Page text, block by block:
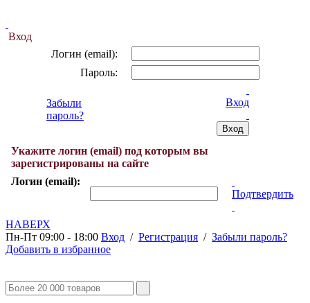
Вход
Логин (email):
Пароль:
Забыли
пароль?
Вход
Укажите логин (email) под которым вы
зарегистрированы на сайте
Логин (email):
Подтвердить
НАВЕРХ
Пн-Пт 09:00 - 18:00 Вход / Регистрация / Забыли пароль?
Добавить в избранное